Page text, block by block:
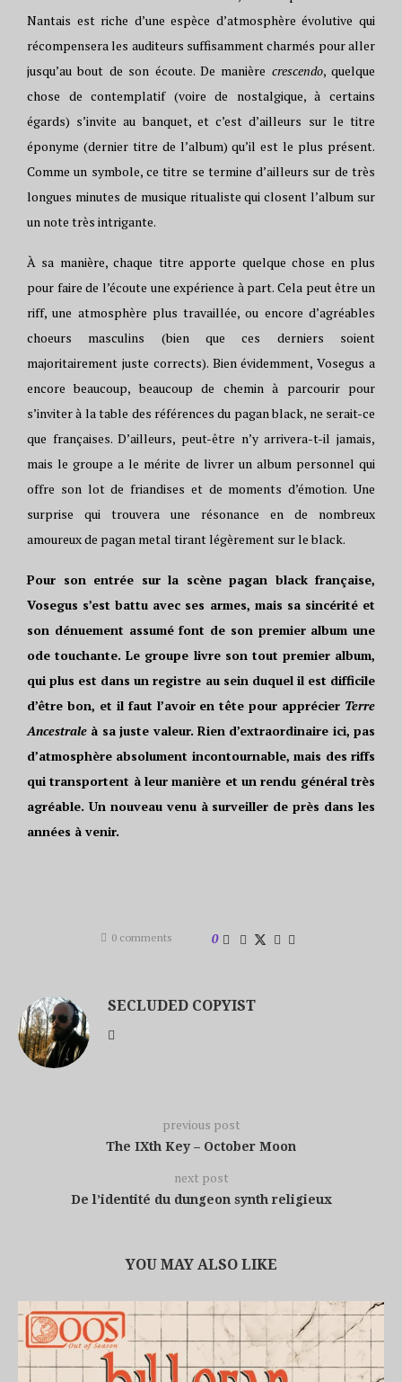
Nantais est riche d’une espèce d’atmosphère évolutive qui
récompensera les auditeurs suffisamment charmés pour aller
jusqu’au bout de son écoute. De manière crescendo, quelque
chose de contemplatif (voire de nostalgique, à certains
égards) s’invite au banquet, et c’est d’ailleurs sur le titre
éponyme (dernier titre de l’album) qu’il est le plus présent.
Comme un symbole, ce titre se termine d’ailleurs sur de très
longues minutes de musique ritualiste qui closent l’album sur
un note très intrigante.
À sa manière, chaque titre apporte quelque chose en plus
pour faire de l’écoute une expérience à part. Cela peut être un
riff, une atmosphère plus travaillée, ou encore d’agréables
choeurs masculins (bien que ces derniers soient
majoritairement juste corrects). Bien évidemment, Vosegus a
encore beaucoup, beaucoup de chemin à parcourir pour
s’inviter à la table des références du pagan black, ne serait-ce
que françaises. D’ailleurs, peut-être n’y arrivera-t-il jamais,
mais le groupe a le mérite de livrer un album personnel qui
offre son lot de friandises et de moments d’émotion. Une
surprise qui trouvera une résonance en de nombreux
amoureux de pagan metal tirant légèrement sur le black.
Pour son entrée sur la scène pagan black française,
Vosegus s’est battu avec ses armes, mais sa sincérité et
son dénuement assumé font de son premier album une
ode touchante. Le groupe livre son tout premier album,
qui plus est dans un registre au sein duquel il est difficile
d’être bon, et il faut l’avoir en tête pour apprécier Terre
Ancestrale à sa juste valeur. Rien d’extraordinaire ici, pas
d’atmosphère absolument incontournable, mais des riffs
qui transportent à leur manière et un rendu général très
agréable. Un nouveau venu à surveiller de près dans les
années à venir.
0 comments 0
SECLUDED COPYIST
previous post
The IXth Key – October Moon
next post
De l’identité du dungeon synth religieux
YOU MAY ALSO LIKE